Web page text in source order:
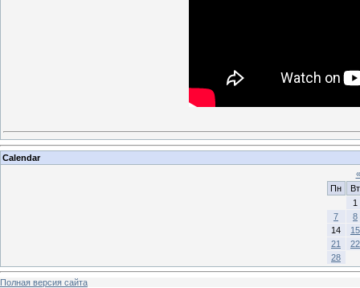
Calendar
«
Пн
Вт
1
7
8
14
15
21
22
28
Полная версия сайта